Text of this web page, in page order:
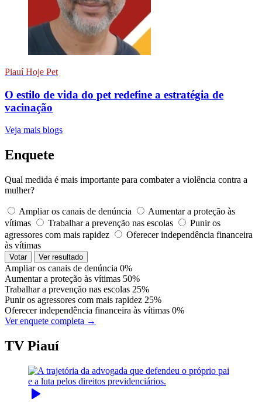
Piauí Hoje Pet
O estilo de vida do pet redefine a estratégia de
vacinação
Veja mais blogs
Enquete
Qual medida é mais importante para combater a violência contra a
mulher?
Ampliar os canais de denúncia
Aumentar a proteção às
vítimas
Trabalhar a prevenção nas escolas
Punir os
agressores com mais rapidez
Oferecer independência financeira
às vítimas
Votar Ver resultado
Ampliar os canais de denúncia 0%
Aumentar a proteção às vítimas 50%
Trabalhar a prevenção nas escolas 25%
Punir os agressores com mais rapidez 25%
Oferecer independência financeira às vítimas 0%
Ver enquete completa →
TV Piauí